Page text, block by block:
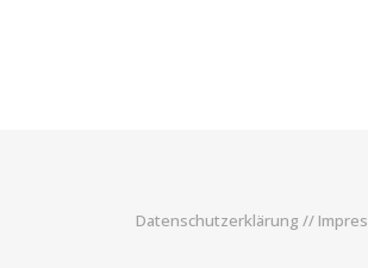
Datenschutzerklärung //